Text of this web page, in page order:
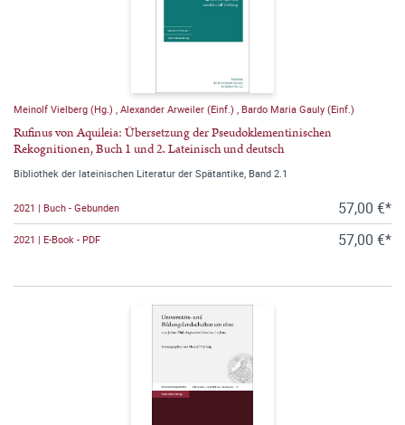
Meinolf Vielberg (Hg.) Alexander Arweiler (Einf.) Bardo Maria Gauly (Einf.)
Rufinus von Aquileia: Übersetzung der Pseudoklementinischen
Rekognitionen, Buch 1 und 2. Lateinisch und deutsch
Bibliothek der lateinischen Literatur der Spätantike, Band 2.1
2021 | Buch - Gebunden 57,00 €*
2021 | E-Book - PDF 57,00 €*